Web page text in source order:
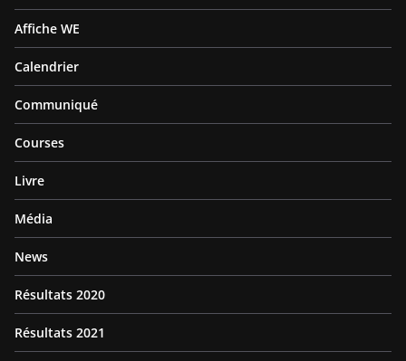
Affiche WE
Calendrier
Communiqué
Courses
Livre
Média
News
Résultats 2020
Résultats 2021